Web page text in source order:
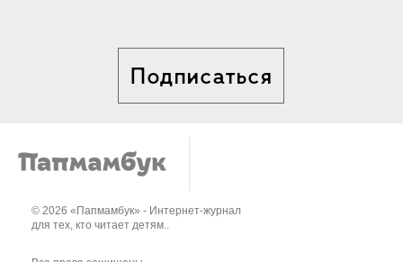
Подписаться
© 2026 «Папмамбук» - Интернет-журнал
для тех, кто читает детям..